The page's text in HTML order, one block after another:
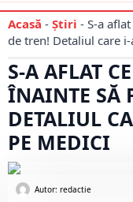
Acasă - Știri - S-a
de tren! Detaliul care
S-A AFLAT
ÎNAINTE SĂ
DETALIUL
PE MEDICI
Autor: redactie